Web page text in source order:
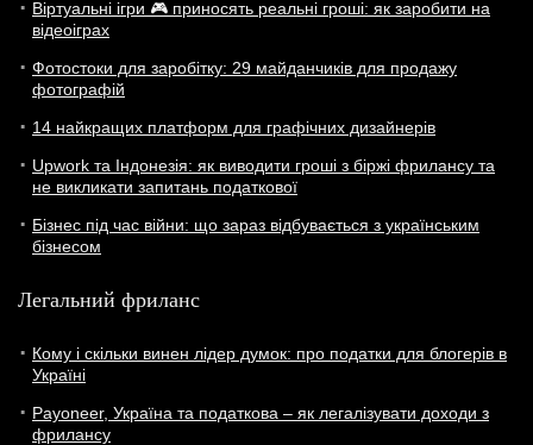
Віртуальні ігри 🎮 приносять реальні гроші: як заробити на
відеоіграх
Фотостоки для заробітку: 29 майданчиків для продажу
фотографій
14 найкращих платформ для графічних дизайнерів
Upwork та Індонезія: як виводити гроші з біржі фрилансу та
не викликати запитань податкової
Бізнес під час війни: що зараз відбувається з українським
бізнесом
Легальний фриланс
Кому і скільки винен лідер думок: про податки для блогерів в
Україні
Payoneer, Україна та податкова – як легалізувати доходи з
фрилансу